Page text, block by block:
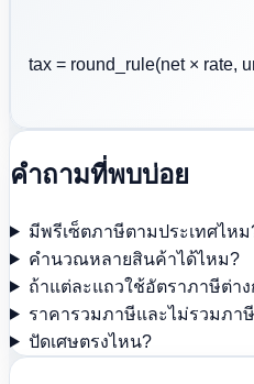
tax = round_rule(net × rate,
คำถามที่พบบ่อย
มีพรีเซ็ตภาษีตามประเทศไหม
คำนวณหลายสินค้าได้ไหม?
ถ้าแต่ละแถวใช้อัตราภาษีต่า
ราคารวมภาษีและไม่รวมภา
ปัดเศษตรงไหน?